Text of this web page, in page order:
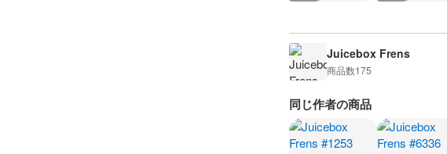
Juicebox Frens
商品数175
同じ作者の商品